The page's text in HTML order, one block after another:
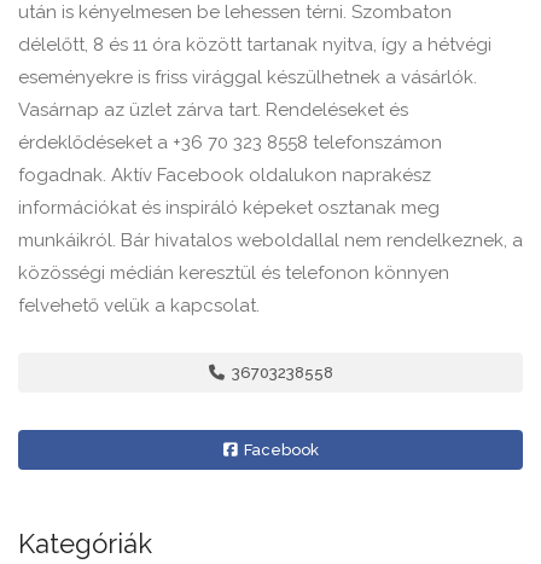
után is kényelmesen be lehessen térni. Szombaton
délelőtt, 8 és 11 óra között tartanak nyitva, így a hétvégi
eseményekre is friss virággal készülhetnek a vásárlók.
Vasárnap az üzlet zárva tart. Rendeléseket és
érdeklődéseket a +36 70 323 8558 telefonszámon
fogadnak. Aktív Facebook oldalukon naprakész
információkat és inspiráló képeket osztanak meg
munkáikról. Bár hivatalos weboldallal nem rendelkeznek, a
közösségi médián keresztül és telefonon könnyen
felvehető velük a kapcsolat.
36703238558
Facebook
Kategóriák